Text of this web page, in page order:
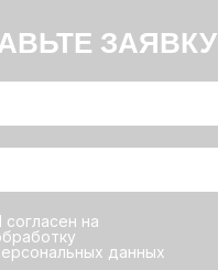
ЗАЯВКУ
согласен на
данных